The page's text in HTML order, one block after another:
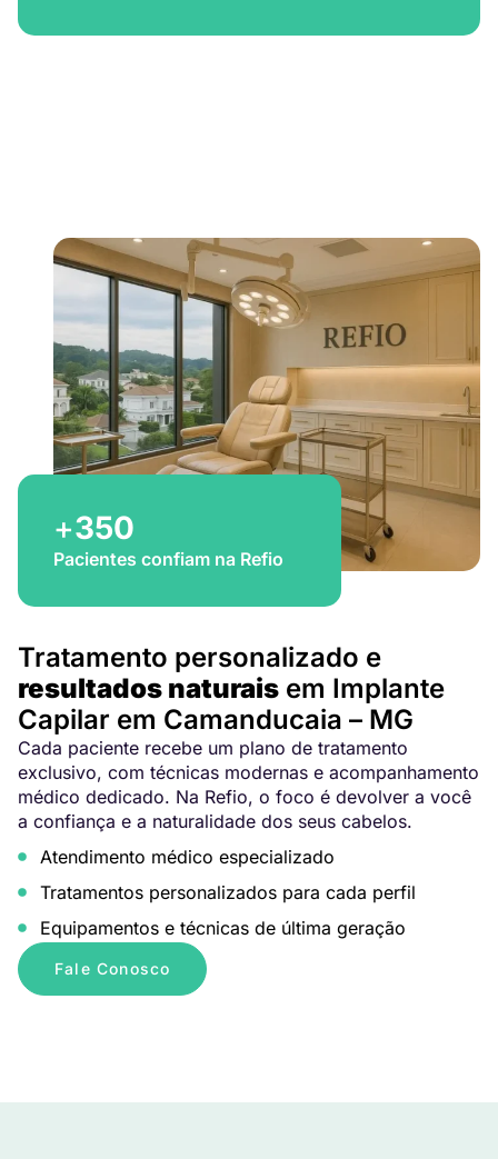
+350
Pacientes confiam na Refio
Tratamento personalizado e
resultados naturais em Implante
Capilar em Camanducaia – MG
Cada paciente recebe um plano de tratamento
exclusivo, com técnicas modernas e acompanhamento
médico dedicado. Na Refio, o foco é devolver a você
a confiança e a naturalidade dos seus cabelos.
Atendimento médico especializado
Tratamentos personalizados para cada perfil
Equipamentos e técnicas de última geração
Fale Conosco